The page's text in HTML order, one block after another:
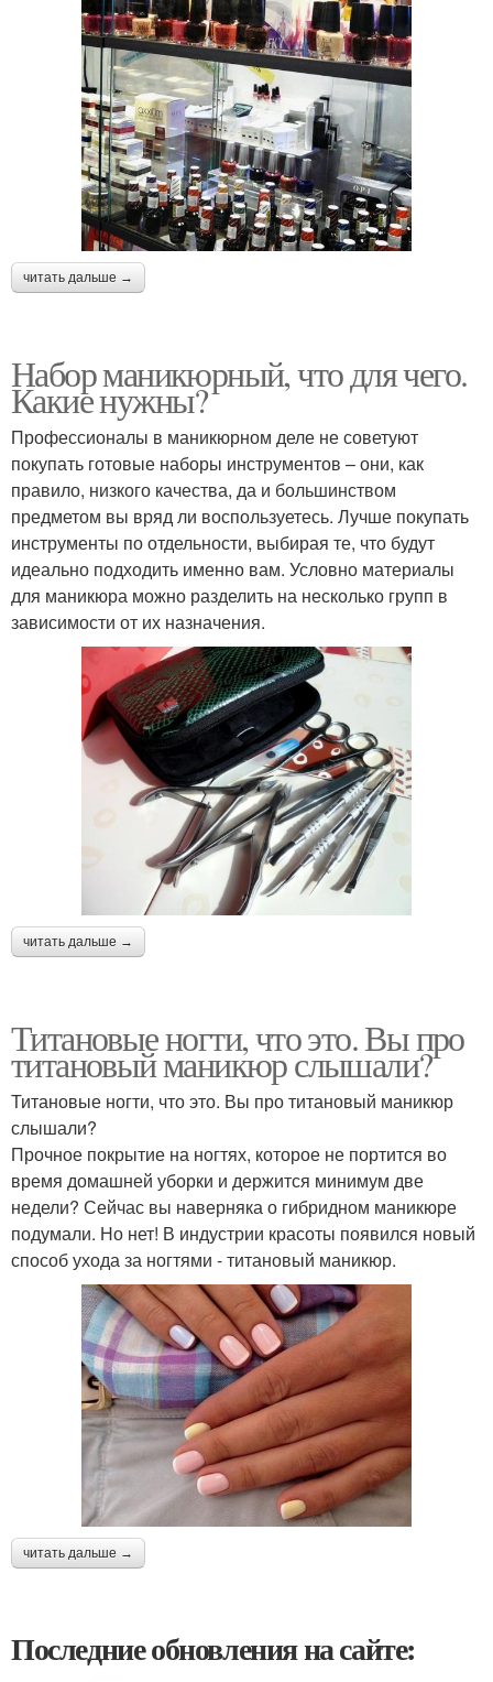
читать дальше →
Набор маникюрный, что для чего.
Какие нужны?
Профессионалы в маникюрном деле не советуют
покупать готовые наборы инструментов – они, как
правило, низкого качества, да и большинством
предметом вы вряд ли воспользуетесь. Лучше покупать
инструменты по отдельности, выбирая те, что будут
идеально подходить именно вам. Условно материалы
для маникюра можно разделить на несколько групп в
зависимости от их назначения.
читать дальше →
Титановые ногти, что это. Вы про
титановый маникюр слышали?
Титановые ногти, что это. Вы про титановый маникюр
слышали?
Прочное покрытие на ногтях, которое не портится во
время домашней уборки и держится минимум две
недели? Сейчас вы наверняка о гибридном маникюре
подумали. Но нет! В индустрии красоты появился новый
способ ухода за ногтями - титановый маникюр.
читать дальше →
Последние обновления на сайте: